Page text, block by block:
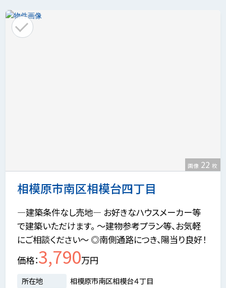
相模原市南区相模台四丁目
画像 22 枚
―建築条件なし売地― お好きなハウスメーカー等
で建築いただけます。 ～建物参考プラン等、お気軽
にご相談ください～ ◎南側通路につき、陽当り良好！
価格 3,790万円
所在地
相模原市南区相模台４丁目